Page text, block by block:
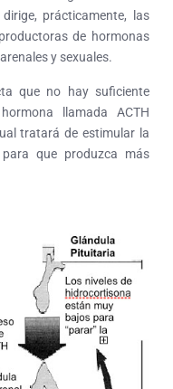
prácticamente, las
de hormonas
y sexuales.
que no hay suficiente
llamada ACTH
tratará de estimular la
que produzca más